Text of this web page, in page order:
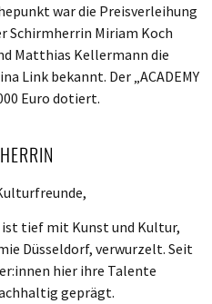
war die Preisverleihung
Schirmherrin Miriam Koch
Matthias Kellermann die
Link bekannt. Der „ACADEMY
Euro dotiert.
ist tief mit Kunst und Kultur,
Düsseldorf, verwurzelt. Seit
hier ihre Talente
geprägt.